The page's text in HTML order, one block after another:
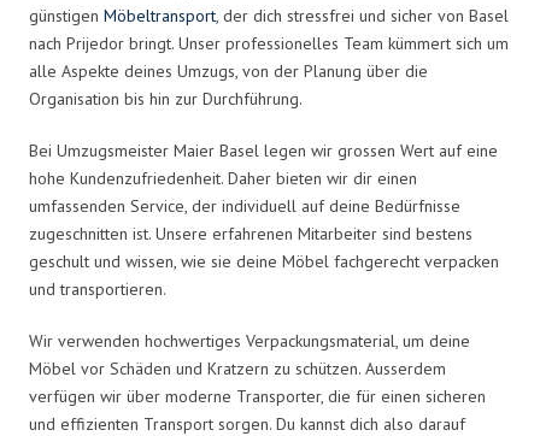
günstigen Möbeltransport, der dich stressfrei und sicher von Basel
nach Prijedor bringt. Unser professionelles Team kümmert sich um
alle Aspekte deines Umzugs, von der Planung über die
Organisation bis hin zur Durchführung.
Bei Umzugsmeister Maier Basel legen wir grossen Wert auf eine
hohe Kundenzufriedenheit. Daher bieten wir dir einen
umfassenden Service, der individuell auf deine Bedürfnisse
zugeschnitten ist. Unsere erfahrenen Mitarbeiter sind bestens
geschult und wissen, wie sie deine Möbel fachgerecht verpacken
und transportieren.
Wir verwenden hochwertiges Verpackungsmaterial, um deine
Möbel vor Schäden und Kratzern zu schützen. Ausserdem
verfügen wir über moderne Transporter, die für einen sicheren
und effizienten Transport sorgen. Du kannst dich also darauf